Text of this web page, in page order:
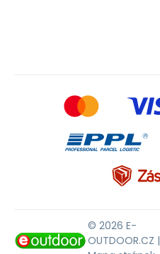
© 2026 E-
OUTDOOR.CZ |